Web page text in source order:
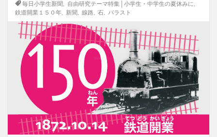
毎日小学生新聞
自由研究テーマ特集│小学生・中学生の夏休みに
鉄道開業１５０年
新聞 線路 石 バラスト